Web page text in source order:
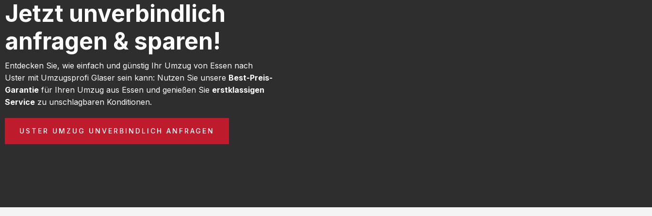
Jetzt unverbindlich
anfragen & sparen!
Entdecken Sie, wie einfach und günstig Ihr Umzug von Essen nach
Uster mit Umzugsprofi Glaser sein kann: Nutzen Sie unsere Best-Preis-
Garantie für Ihren Umzug aus Essen und genießen Sie erstklassigen
Service zu unschlagbaren Konditionen.
USTER UMZUG UNVERBINDLICH ANFRAGEN